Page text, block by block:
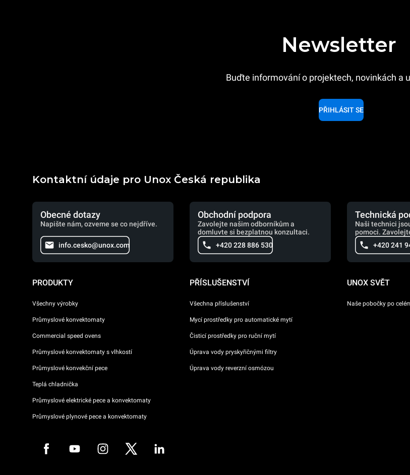
Newsletter
Buďte informování o projektech, novinkách a
PŘIHLÁSIT SE
Kontaktní údaje pro Unox Česká republika
Obecné dotazy
Napište nám, ozveme se co nejdříve.
info.cesko@unox.com
Obchodní podpora
Zavolejte našim odborníkům a
domluvte si bezplatnou konzultaci.
+420 228 886 530
Technická
Naši technici
pomoci.
+420 241
PRODUKTY
Všechny výrobky
Průmyslové konvektomaty
Commercial speed ovens
Průmyslové konvektomaty s vlhkostí
Průmyslové konvekční pece
Teplá chladnička
Průmyslové elektrické pece a konvektomaty
Průmyslové plynové pece a konvektomaty
PŘÍSLUŠENSTVÍ
Všechna příslušenství
Mycí prostředky pro automatické mytí
Čisticí prostředky pro ruční mytí
Úprava vody pryskyřičnými filtry
Úprava vody reverzní osmózou
UNOX SVĚT
Naše pobočky po